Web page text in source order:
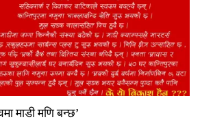
माडी मणि बन्छ’